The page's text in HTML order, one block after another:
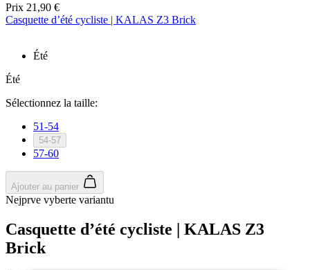
Prix 21,90 €
Casquette d’été cycliste | KALAS Z3 Brick
Été
Été
Sélectionnez la taille:
51-54
54-57
57-60
Ajouter au panier
Nejprve vyberte variantu
Casquette d’été cycliste | KALAS Z3
Brick